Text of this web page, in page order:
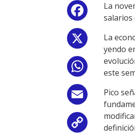
Facebook
WhatsApp
Email
Copy
La
salarios
La
yendo
este
Pico